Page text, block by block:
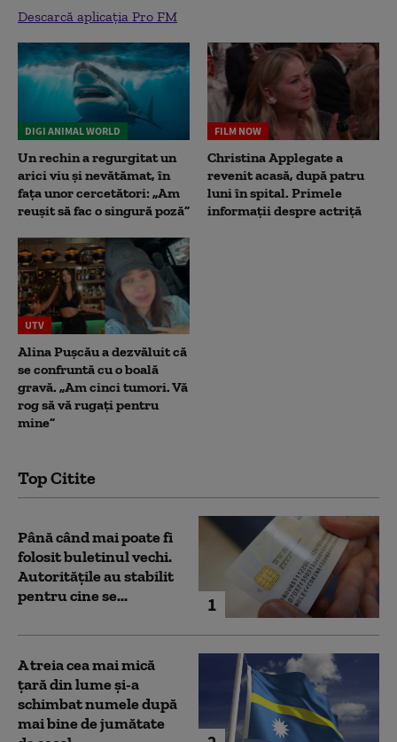
Descarcă aplicația Pro FM
DIGI ANIMAL WORLD
Un rechin a regurgitat un
arici viu și nevătămat, în
fața unor cercetători: „Am
reușit să fac o singură poză”
FILM NOW
Christina Applegate a
revenit acasă, după patru
luni în spital. Primele
informații despre actriță
UTV
Alina Pușcău a dezvăluit că
se confruntă cu o boală
gravă. „Am cinci tumori. Vă
rog să vă rugați pentru
mine”
Top Citite
1
Până când mai poate fi
folosit buletinul vechi.
Autoritățile au stabilit
pentru cine se...
A treia cea mai mică
țară din lume și-a
schimbat numele după
mai bine de jumătate